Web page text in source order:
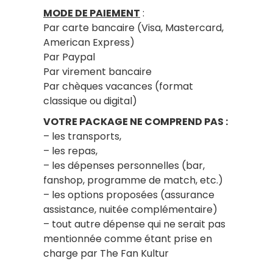
MODE DE PAIEMENT :
Par carte bancaire (Visa, Mastercard,
American Express)
Par Paypal
Par virement bancaire
Par chèques vacances (format
classique ou digital)
VOTRE PACKAGE NE COMPREND PAS :
– les transports,
– les repas,
– les dépenses personnelles (bar,
fanshop, programme de match, etc.)
– les options proposées (assurance
assistance, nuitée complémentaire)
– tout autre dépense qui ne serait pas
mentionnée comme étant prise en
charge par The Fan Kultur